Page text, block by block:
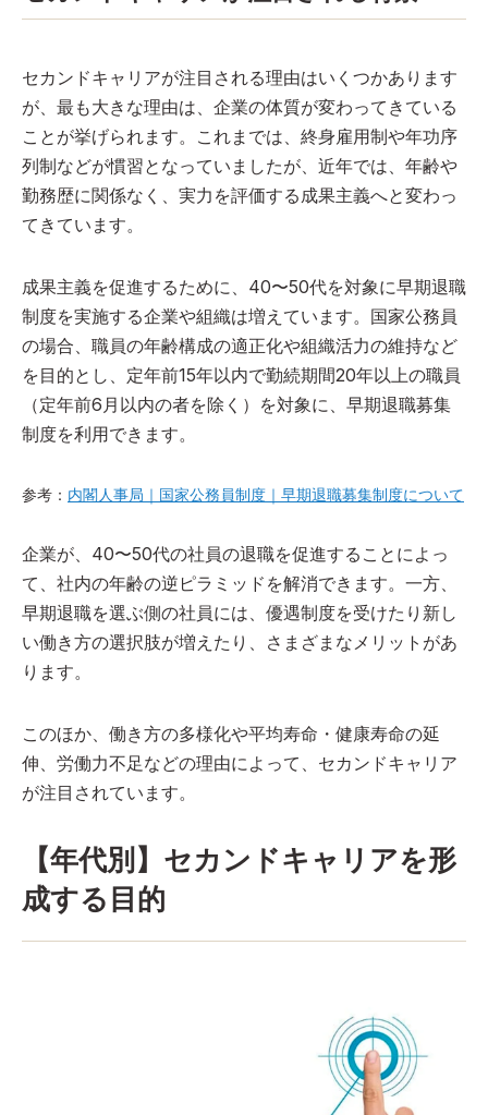
セカンドキャリアが注目される理由はいくつかあります
が、最も大きな理由は、企業の体質が変わってきている
ことが挙げられます。これまでは、終身雇用制や年功序
列制などが慣習となっていましたが、近年では、年齢や
勤務歴に関係なく、実力を評価する成果主義へと変わっ
てきています。
成果主義を促進するために、40〜50代を対象に早期退職
制度を実施する企業や組織は増えています。国家公務員
の場合、職員の年齢構成の適正化や組織活力の維持など
を目的とし、定年前15年以内で勤続期間20年以上の職員
（定年前6月以内の者を除く）を対象に、早期退職募集
制度を利用できます。
参考： 内閣人事局｜国家公務員制度｜早期退職募集制度について
企業が、40〜50代の社員の退職を促進することによっ
て、社内の年齢の逆ピラミッドを解消できます。一方、
早期退職を選ぶ側の社員には、優遇制度を受けたり新し
い働き方の選択肢が増えたり、さまざまなメリットがあ
ります。
このほか、働き方の多様化や平均寿命・健康寿命の延
伸、労働力不足などの理由によって、セカンドキャリア
が注目されています。
【年代別】セカンドキャリアを形
成する目的